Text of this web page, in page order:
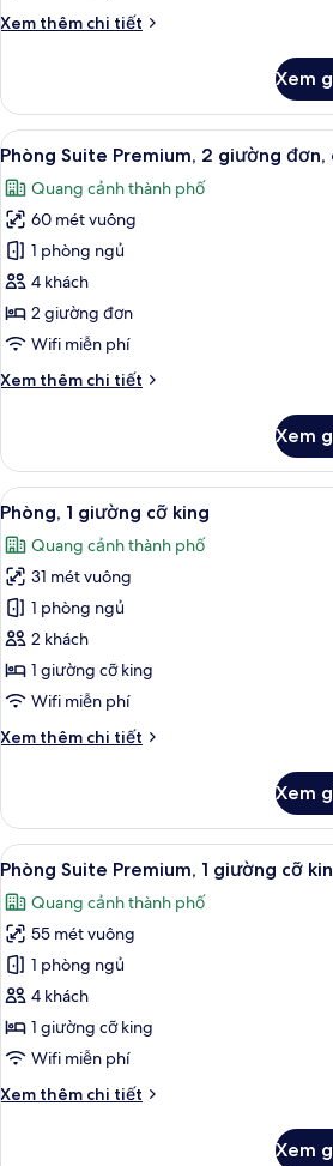
&
Beds)
Xem thêm chi tiết
Chi
Phòng,
giường
Xem
Xem
tất
cả
ảnh
Phòng
Suite
Premium,
2
đơn,
thành
phố
Phòng
5
Phòng Suite Premium, 2 giường
Quang cảnh thành phố
60 mét vuông
1 phòng ngủ
4 khách
2 giường đơn
Wifi miễn phí
Xem thêm chi tiết
Chi
Phòng
Suite
Premium,
giường
đơn,
quang
cảnh
thành
phố
Xem
Xem
tất
cả
ảnh
Phòng,
1
giường
cỡ
Phòng,
5
Phòng, 1 giường cỡ king
Quang cảnh thành phố
31 mét vuông
1 phòng ngủ
2 khách
1 giường cỡ king
Wifi miễn phí
Xem thêm chi tiết
Chi
Phòng,
giường
king
Xem
Xem
tất
cả
ảnh
Phòng
Suite
Premium,
1
cỡ
Phòng
5
Phòng Suite Premium, 1 giường cỡ
Quang cảnh thành phố
55 mét vuông
1 phòng ngủ
4 khách
1 giường cỡ king
Wifi miễn phí
Xem thêm chi tiết
Chi
Xem